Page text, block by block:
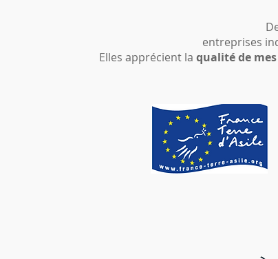
entreprises
Elles apprécient la qualité de